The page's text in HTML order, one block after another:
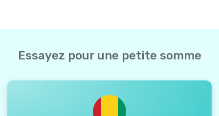
Essayez pour une petite somme